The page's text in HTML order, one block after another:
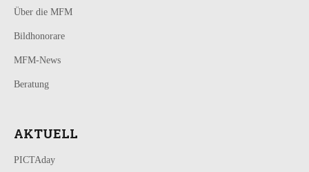
Über die MFM
Bildhonorare
MFM-News
Beratung
AKTUELL
PICTAday